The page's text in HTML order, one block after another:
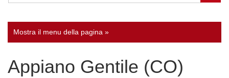
Mostra il menu della pagina »
Appiano Gentile (CO)